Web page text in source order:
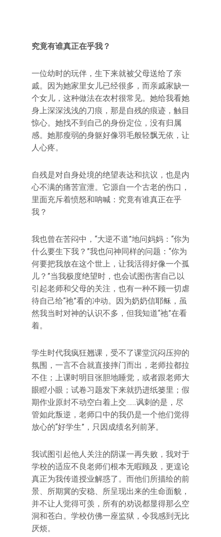
究竟有谁真正在乎我？
一位幼时的玩伴，生下来就被父母送给了亲
戚。因为她家里女儿已经很多，而亲戚家缺一
个女儿，这种做法在农村很常见。她给我看她
身上深深浅浅的刀痕，那是自残的痕迹，触目
惊心。她找不到自己的身份定位，没有归属
感。她那瘦弱的身躯好像羽毛般轻飘无依，让
人心疼。
自残是对自身处境的绝望表达和抗议，也是内
心不满的痛苦宣泄。它源自一个古老的伤口，
里面充斥着愤怒和呐喊：究竟有谁真正在乎
我？
我也曾在苦闷中，“大逆不道”地问妈妈：“你为
什么要生下我？”我也问神同样的问题：“你为
何要把我放在这个世上，让我活得好像一个孤
儿？”当我极度绝望时，也会试图伤害自己以
引起老师和父母的关注，也有一种不顾一切虐
待自己给“祂”看的冲动。因为奶奶信耶稣，虽
然我当时对神的认识不多，但我知道“祂”在看
着。
学生时代我疯狂翘课，受不了课堂沉闷压抑的
氛围，一言不合就直接摔门而出，老师拉都拉
不住；上课时明目张胆地睡觉，或者跟老师大
眼瞪小眼；试卷习题发下来就扔进纸篓里；假
期作业原封不动空白着上交……讽刺的是，尽
管如此叛逆，老师口中的我仍是一个他们觉得
放心的“好学生”，只因成绩名列前茅。
我试图引起他人关注的阴谋一再失败，我对于
学校的适应不良老师们根本无暇顾及，更遑论
真正为我传道授业解惑了。而他们所描绘的前
景、所期冀的安稳、所呈现出来的生命面貌，
并不让人觉得可羡，所有的劝说都显得那么空
洞和苍白。学校仿佛一座监狱，令我感到无比
厌烦。